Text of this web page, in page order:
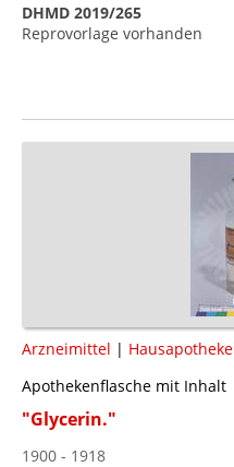
DHMD 2019/265
Reprovorlage vorhanden
Arzneimittel | Hausapotheke
Apothekenflasche mit Inhalt
"Glycerin."
1900 - 1918